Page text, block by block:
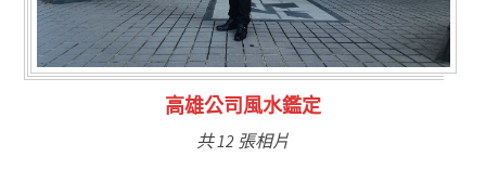
林氏福主量子生基造命
共 6 張相片